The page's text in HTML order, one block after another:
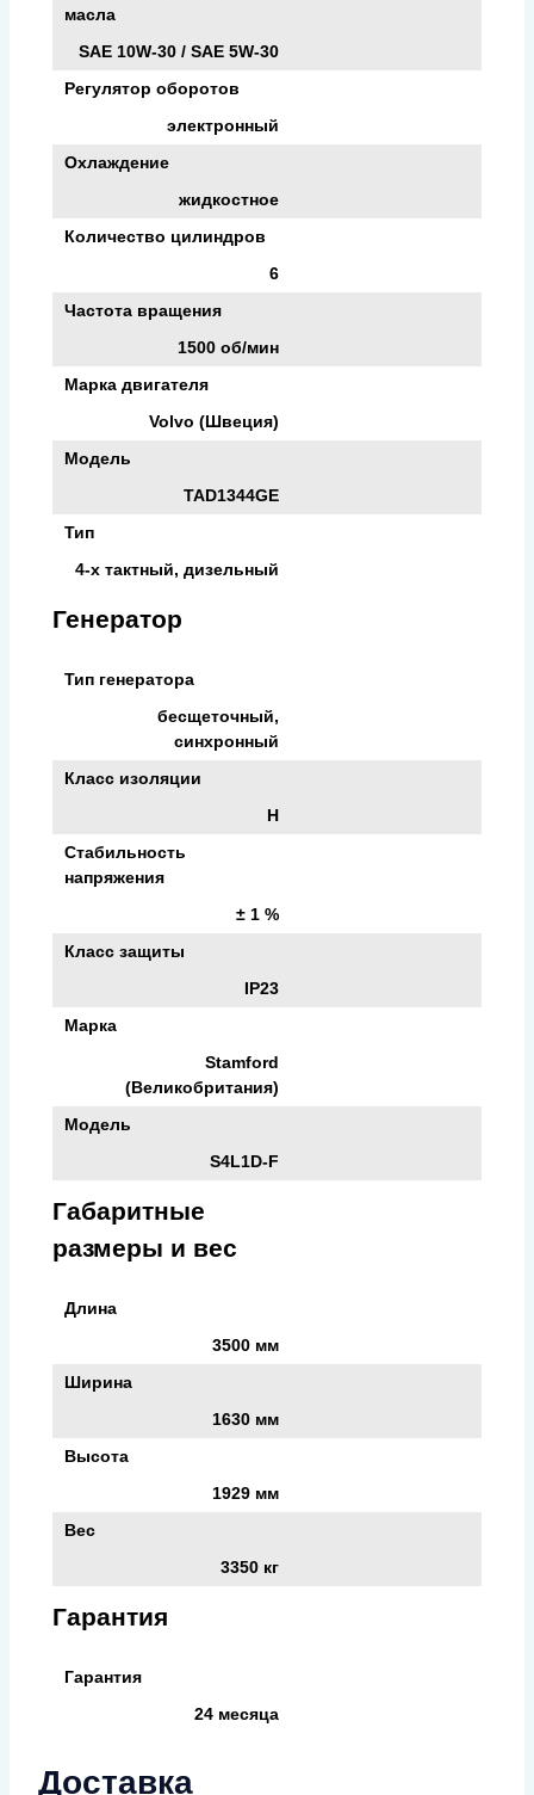
масла
SAE 10W-30 / SAE 5W-30
Регулятор оборотов
электронный
Охлаждение
жидкостное
Количество цилиндров
6
Частота вращения
1500 об/мин
Марка двигателя
Volvo (Швеция)
Модель
TAD1344GE
Тип
4-х тактный, дизельный
Генератор
Тип генератора
бесщеточный,
синхронный
Класс изоляции
H
Стабильность
напряжения
± 1 %
Класс защиты
IP23
Марка
Stamford
(Великобритания)
Модель
S4L1D-F
Габаритные
размеры и вес
Длина
3500 мм
Ширина
1630 мм
Высота
1929 мм
Вес
3350 кг
Гарантия
Гарантия
24 месяца
Доставка